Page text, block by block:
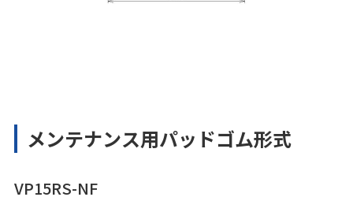
メンテナンス用パッドゴム形式
VP15RS-NF